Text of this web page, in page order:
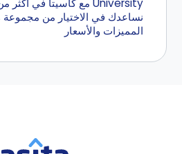
نساعدك في الاختيار من
المميزات والأسعار